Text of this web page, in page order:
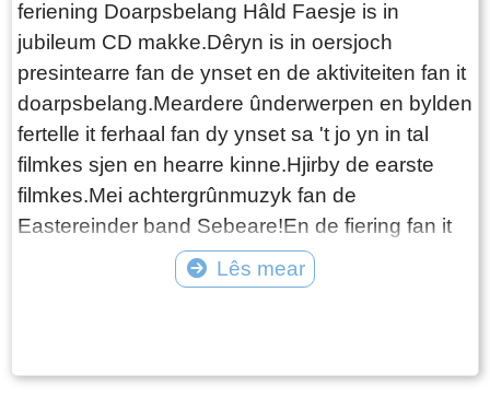
Skippersbuorren. Gerrit Sjirk troude mei Geeske
Sjoerds Siesling. Hja krigen acht bern, seis
soannen en twa fammen. Gerrit Sjirk is yn 1942
ferstoarn, nei alle gedachten oan geelzucht. In
moanne foar syn ferstjerren hat hy de
bedriuwsnamme noch feroarje litten yn it
Handelsregister nei: G.S. Joustra Handel in
brandstoffen annex zand- en grindhandel en
meststoffen. De widdo fan Gerrit Sjirk is dêrnei
eigner fan de brandstofhandel. De bruorren
soannen, Homme en IJpe (Ype). Yn it
feriening Doarpsbelang Hâld Faesje is in
jubileum CD makke.Dêryn is in oersjoch
presintearre fan de ynset en de aktiviteiten fan it
doarpsbelang.Meardere ûnderwerpen en bylden
fertelle it ferhaal fan dy ynset sa 't jo yn in tal
filmkes sjen en hearre kinne.Hjirby de earste
filmkes.Mei achtergrûnmuzyk fan de
Eastereinder band Sebeare!En de fiering fan it
jubileum yn de Martini tsjerke, mei bylden fan it
Lês mear